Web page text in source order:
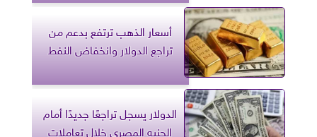
أسعار الذهب ترتفع بدعم من
تراجع الدولار وانخفاض النفط
الدولار يسجل تراجعًا جديدًا أمام
الجنيه المصري خلال تعاملات